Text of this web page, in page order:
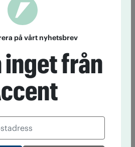
på vårt nyhetsbrev
inget från